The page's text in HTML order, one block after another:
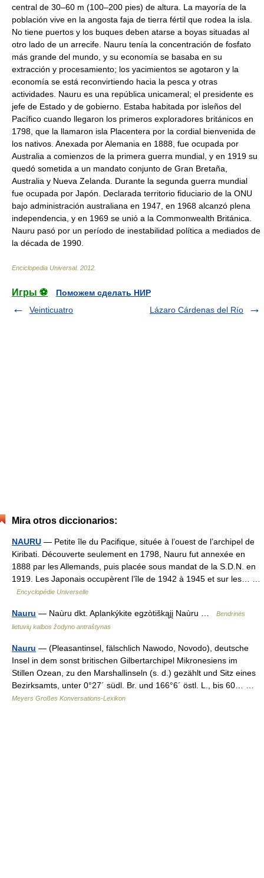
central de 30–60 m (100–200 pies) de altura. La mayoría de la
población vive en la angosta faja de tierra fértil que rodea la isla.
No tiene puertos y los buques deben atarse a boyas situadas al
otro lado de un arrecife. Nauru tenía la concentración de fosfato
más grande del mundo, y su economía se basaba en su
extracción y procesamiento; los yacimientos se agotaron y la
economía se está reconvirtiendo hacia la pesca y otras
actividades. Nauru es una república unicameral; el presidente es
jefe de Estado y de gobierno. Estaba habitada por isleños del
Pacífico cuando llegaron los primeros exploradores británicos en
1798, que la llamaron isla Placentera por la cordial bienvenida de
los nativos. Anexada por Alemania en 1888, fue ocupada por
Australia a comienzos de la primera guerra mundial, y en 1919 su
quedó sometida a un mandato conjunto de Gran Bretaña,
Australia y Nueva Zelanda. Durante la segunda guerra mundial
fue ocupada por Japón. Declarada territorio fiduciario de la ONU
bajo administración australiana en 1947, en 1968 alcanzó plena
independencia, y en 1969 se unió a la Commonwealth Británica.
Nauru pasó por un período de inestabilidad política a mediados de
la década de 1990.
Enciclopedia Universal. 2012
Игры ⚽
Поможем сделать НИР
Veinticuatro
Lázaro Cárdenas del Río
Mira otros diccionarios:
NAURU — Petite île du Pacifique, située à l’ouest de l’archipel de
Kiribati. Découverte seulement en 1798, Nauru fut annexée en
1888 par les Allemands, puis placée sous mandat de la S.D.N. en
1919. Les Japonais occupèrent l’île de 1942 à 1945 et sur les… …
Encyclopédie Universelle
Nauru — Naùru dkt. Aplankýkite egzòtiškąjį Naùru …
Bendrinės
lietuvių kalbos žodyno antraštynas
Nauru — (Pleasantinsel, fälschlich Nawodo, Novodo), deutsche
Insel in dem sonst britischen Gilbertarchipel Mikronesiens im
Stillen Ozean, zu den Marshallinseln (s. d.) gezählt und Sitz eines
Bezirksamts, unter 0°27´ südl. Br. und 166°6´ östl. L., bis 60… …
Meyers Großes Konversations-Lexikon